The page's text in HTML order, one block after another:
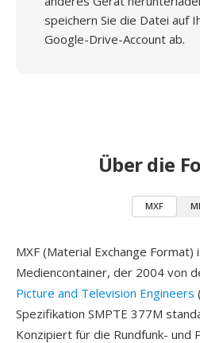
speichern Sie die Datei auf
Google-Drive-Account ab.
Über die
MXF
MXF (Material Exchange
Mediencontainer, der 2004 von
Picture and Television Engineers
Spezifikation SMPTE 377M
Konzipiert für die Rundfunk- und